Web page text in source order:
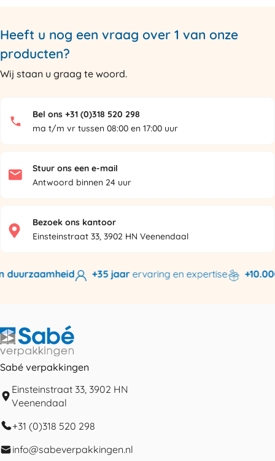
Heeft u nog een vraag over 1 van onze
producten?
Wij staan u graag te woord.
Bel ons +31 (0)318 520 298
ma t/m vr tussen 08:00 en 17:00 uur
Stuur ons een e-mail
Antwoord binnen 24 uur
Bezoek ons kantoor
Einsteinstraat 33, 3902 HN Veenendaal
+35 jaarervaring en expertise +10.000
Sabé verpakkingen
Einsteinstraat 33, 3902 HN
Veenendaal
+31 (0)318 520 298
info@sabeverpakkingen.nl